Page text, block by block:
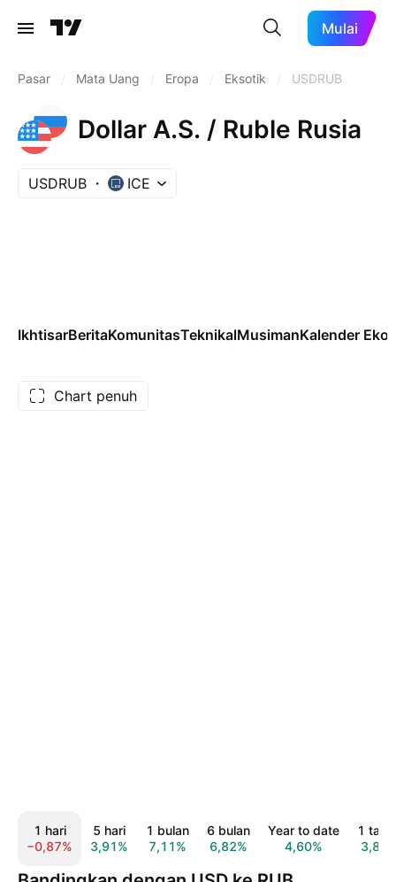
Mulai
Pasar Mata Uang Eropa Eksotik USDRUB
Dollar A.S. / Ruble Rusia
USDRUB ICE
IkhtisarBeritaKomunitasTeknikalMusimanKalender
Chart penuh
1 hari
−0,87%
5 hari
3,91%
1 bulan
7,11%
6 bulan
6,82%
Year to date
4,60%
1